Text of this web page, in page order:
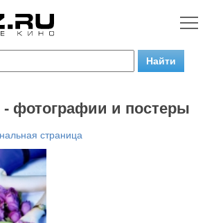
фотографии и постеры
страница